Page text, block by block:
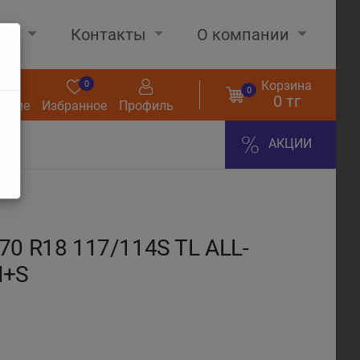
Контакты О компании
Избранное
0
Профиль
0 Корзина
0 тг
АКЦИИ
R18 117/114S TL ALL-